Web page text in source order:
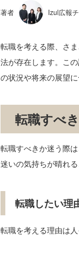
著者 Izul広報
転職を考える際、さ
法が存在します。こ
の状況や将来の展望
転職すべ
転職すべきか迷う際
迷いの気持ちが晴れる
転職したい理
転職を考える理由は